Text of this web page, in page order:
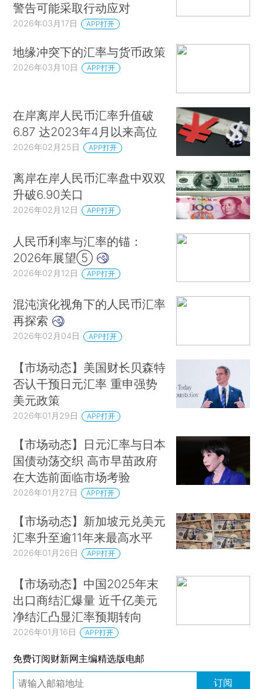
警告可能采取行动应对
2026年03月17日 APP打开
地缘冲突下的汇率与货币政策
2026年03月10日 APP打开
在岸离岸人民币汇率升值破
6.87 达2023年4月以来高位
2026年02月25日 APP打开
离岸在岸人民币汇率盘中双双
升破6.90关口
2026年02月12日 APP打开
人民币利率与汇率的锚：
2026年展望⑤
2026年02月12日 APP打开
混沌演化视角下的人民币汇率
再探索
2026年02月04日 APP打开
【市场动态】美国财长贝森特
否认干预日元汇率 重申强势
美元政策
2026年01月29日 APP打开
【市场动态】日元汇率与日本
国债动荡交织 高市早苗政府
在大选前面临市场考验
2026年01月27日 APP打开
【市场动态】新加坡元兑美元
汇率升至逾11年来最高水平
2026年01月26日 APP打开
【市场动态】中国2025年末
出口商结汇爆量 近千亿美元
净结汇凸显汇率预期转向
2026年01月16日 APP打开
免费订阅财新网主编精选版电邮
订阅